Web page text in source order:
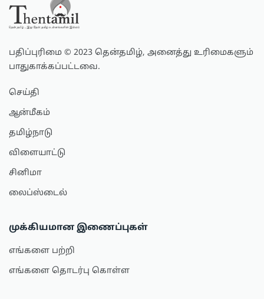
பதிப்புரிமை © 2023 தென்தமிழ், அனைத்து உரிமைகளும்
பாதுகாக்கப்பட்டவை.
செய்தி
ஆன்மீகம்
தமிழ்நாடு
விளையாட்டு
சினிமா
லைப்ஸ்டைல்
முக்கியமான இணைப்புகள்
எங்களை பற்றி
எங்களை தொடர்பு கொள்ள